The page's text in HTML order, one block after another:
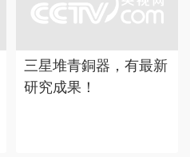
三星堆青銅器，有最新
研究成果！